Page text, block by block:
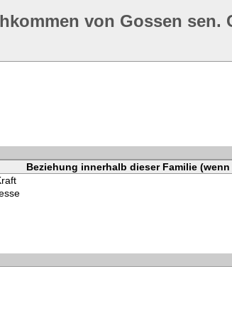
von Gossen sen.
Beziehung innerhalb dieser Familie